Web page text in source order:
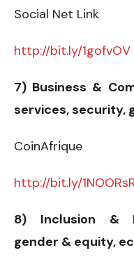
Social Net Link
http://bit.ly/1gofvOV
7) Business &
services, security,
CoinAfrique
http://bit.ly/
8) Inclusion &
gender & equity,